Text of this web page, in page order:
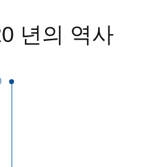
년의 역사